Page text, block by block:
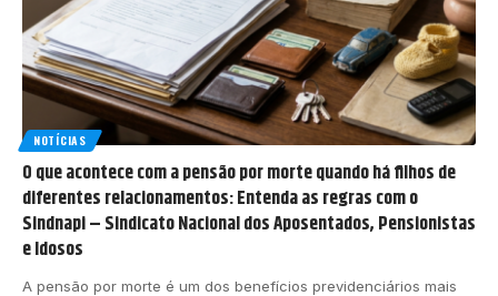
NOTÍCIAS
O que acontece com a pensão por morte quando há filhos de
diferentes relacionamentos: Entenda as regras com o
Sindnapi – Sindicato Nacional dos Aposentados, Pensionistas
e Idosos
A pensão por morte é um dos benefícios previdenciários mais